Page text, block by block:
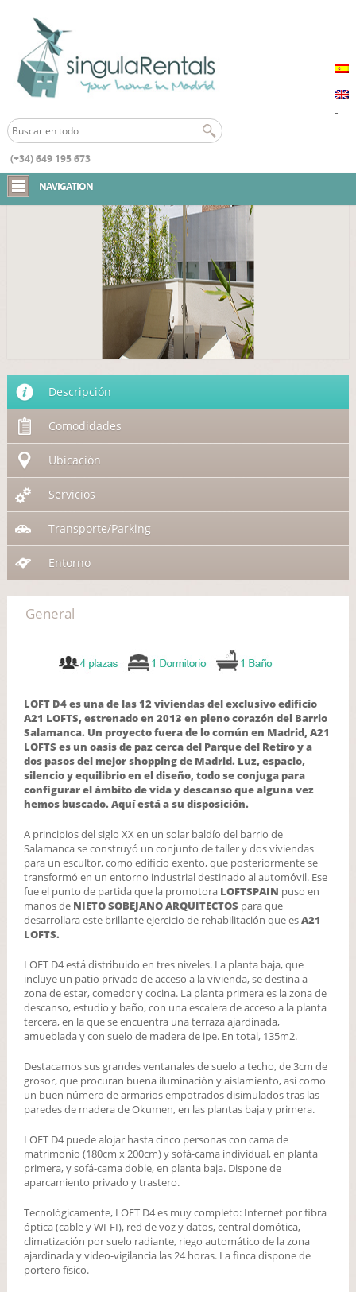
(+34) 649 195 673
NAVIGATION
Descripción
Comodidades
Ubicación
Servicios
Transporte/Parking
Entorno
General
LOFT D4 es una de las 12 viviendas del exclusivo edificio
A21 LOFTS, estrenado en 2013 en pleno corazón del Barrio
Salamanca. Un proyecto fuera de lo común en Madrid, A21
LOFTS es un oasis de paz cerca del Parque del Retiro y a
dos pasos del mejor shopping de Madrid. Luz, espacio,
silencio y equilibrio en el diseño, todo se conjuga para
configurar el ámbito de vida y descanso que alguna vez
hemos buscado. Aquí está a su disposición.
A principios del siglo XX en un solar baldío del barrio de
Salamanca se construyó un conjunto de taller y dos viviendas
para un escultor, como edificio exento, que posteriormente se
transformó en un entorno industrial destinado al automóvil. Ese
fue el punto de partida que la promotora LOFTSPAIN puso en
manos de NIETO SOBEJANO ARQUITECTOS para que
desarrollara este brillante ejercicio de rehabilitación que esA21
LOFTS.
LOFT D4 está distribuido en tres niveles. La planta baja, que
incluye un patio privado de acceso a la vivienda, se destina a
zona de estar, comedor y cocina. La planta primera es la zona de
descanso, estudio y baño, con una escalera de acceso a la planta
tercera, en la que se encuentra una terraza ajardinada,
amueblada y con suelo de madera de ipe. En total, 135m2.
Destacamos sus grandes ventanales de suelo a techo, de 3cm de
grosor, que procuran buena iluminación y aislamiento, así como
un buen número de armarios empotrados disimulados tras las
paredes de madera de Okumen, en las plantas baja y primera.
LOFT D4 puede alojar hasta cinco personas con cama de
matrimonio (180cm x 200cm) y sofá-cama individual, en planta
primera, y sofá-cama doble, en planta baja. Dispone de
aparcamiento privado y trastero.
Tecnológicamente, LOFT D4 es muy completo: Internet por fibra
óptica (cable y WI-FI), red de voz y datos, central domótica,
climatización por suelo radiante, riego automático de la zona
ajardinada y video-vigilancia las 24 horas. La finca dispone de
portero físico.